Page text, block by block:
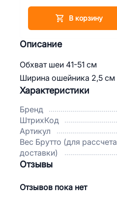
Описание
Обхват шеи 41-51 см
Ширина ошейника 2,5 см
В корзину
Характеристики
Бренд
ШтрихКод
Артикул
Вес Брутто (для рассчета
доставки)
Отзывы
Отзывов пока нет